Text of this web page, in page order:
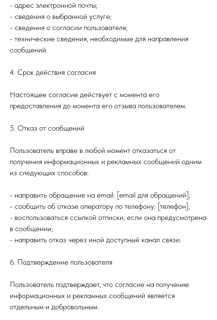
- адрес электронной почты;
- сведения о выбранной услуге;
- сведения о согласии пользователя;
- технические сведения, необходимые для направления
сообщений.
4. Срок действия согласия
Настоящее согласие действует с момента его
предоставления до момента его отзыва пользователем.
5. Отказ от сообщений
Пользователь вправе в любой момент отказаться от
получения информационных и рекламных сообщений одним
из следующих способов:
- направить обращение на email: [email для обращений];
- сообщить об отказе оператору по телефону: [телефон];
- воспользоваться ссылкой отписки, если она предусмотрена
в сообщении;
- направить отказ через иной доступный канал связи.
6. Подтверждение пользователя
Пользователь подтверждает, что согласие на получение
информационных и рекламных сообщений является
отдельным и добровольным.